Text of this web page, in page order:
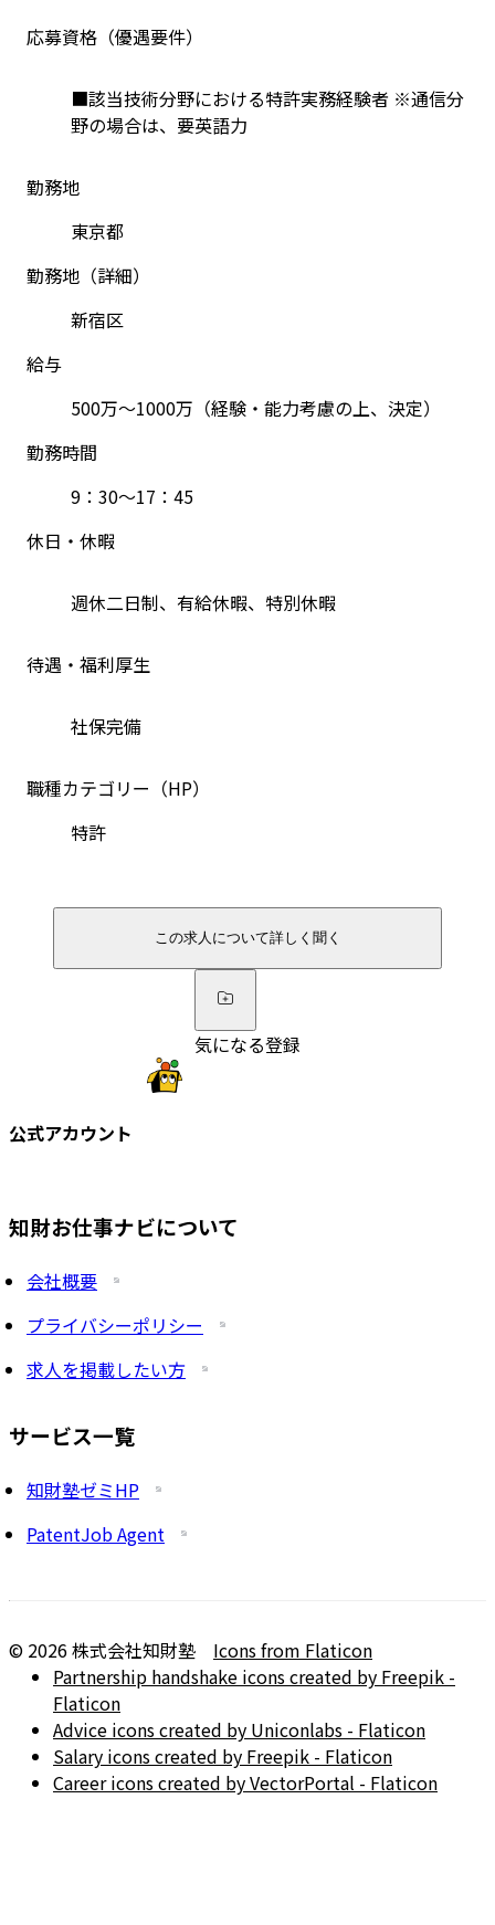
応募資格（優遇要件）
■該当技術分野における特許実務経験者 ※通信分
野の場合は、要英語力
勤務地
東京都
勤務地（詳細）
新宿区
給与
500万～1000万（経験・能力考慮の上、決定）
勤務時間
9：30～17：45
休日・休暇
週休二日制、有給休暇、特別休暇
待遇・福利厚生
社保完備
職種カテゴリー（HP）
特許
この求人について詳しく聞く
気になる登録
公式アカウント
知財お仕事ナビについて
会社概要
プライバシーポリシー
求人を掲載したい方
サービス一覧
知財塾ゼミHP
PatentJob Agent
© 2026株式会社知財塾
Icons from Flaticon
Partnership handshake icons created by Freepik -
Flaticon
Advice icons created by Uniconlabs - Flaticon
Salary icons created by Freepik - Flaticon
Career icons created by VectorPortal - Flaticon